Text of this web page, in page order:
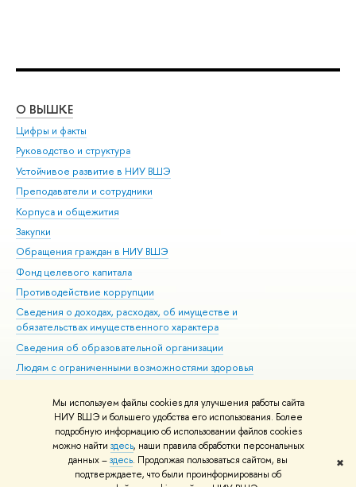
Мы используем файлы cookies для улучшения работы сайта
НИУ ВШЭ и большего удобства его использования. Более
подробную информацию об использовании файлов cookies
можно найти здесь, наши правила обработки персональных
данных –здесь. Продолжая пользоваться сайтом, вы
подтверждаете, что были проинформированы об
✖
О ВЫШКЕ
Цифры и факты
Руководство и структура
Устойчивое развитие в НИУ ВШЭ
Преподаватели и сотрудники
Корпуса и общежития
Закупки
Обращения граждан в НИУ ВШЭ
Фонд целевого капитала
Противодействие коррупции
Сведения о доходах, расходах, об имуществе и
обязательствах имущественного характера
Сведения об образовательной организации
Людям с ограниченными возможностями здоровья
Работа в Вышке